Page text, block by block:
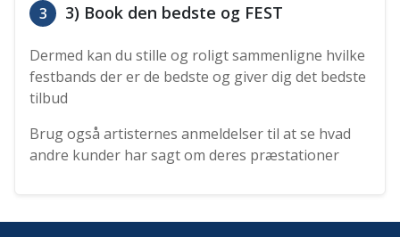
3 3) Book den bedste og FEST
Dermed kan du stille og roligt sammenligne hvilke
festbands der er de bedste og giver dig det bedste
tilbud
Brug også artisternes anmeldelser til at se hvad
andre kunder har sagt om deres præstationer